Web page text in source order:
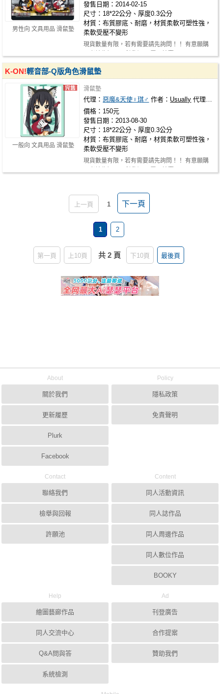
男性向 文具用品 滑鼠墊
發售日期：2014-02-15
尺寸：18*22公分、厚度0.3公分
材質：布質膠底、耐磨，材質柔軟可塑性強，
柔軟受壓不變形
現貨數量有限，若有需要請先詢問！！ 有意願購
一般向 文具用品 滑鼠墊
K-ON!輕音部-Q版角色滑鼠墊
滑鼠墊
代理：惡魔&天使♀琪♂ 作者： Usually 代理社團：
價格：150元
發售日期：2013-08-30
尺寸：18*22公分、厚度0.3公分
材質：布質膠底、耐磨，材質柔軟可塑性強，
柔軟受壓不變形
現貨數量有限，若有需要請先詢問！！ 有意願購
上一頁 1 下一頁
1 2
第一頁 上10頁 共 2 頁 下10頁 最後頁
About
關於我們
更新履歷
Plurk
Facebook
Policy
隱私政策
免責聲明
Contact
聯絡我們
檢舉與回報
許願池
Content
同人活動資訊
同人誌作品
同人周邊作品
同人數位作品
BOOKY
Help
繪圖藝廊作品
同人交流中心
Q&A問與答
系統檢測
Ad
刊登廣告
合作提案
贊助我們